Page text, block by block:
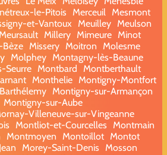
le-Pitois Merceuil
Mesmont
et-Vantoux Meuilley
Meulson
Meursault Millery Mimeure Minot
Bèze
Missery Moitron
Molesme
Molphey Montagny-lès-Beaune
Seurre
Montbard
Montberthault
Monthelie Montigny-Montfort
Montigny-sur-Armançon
Montigny-sur-Aube
Villeneuve-sur-Vingeanne
Montliot-et-Courcelles
Montmain
Montmoyen Montoillot Montot
Morey-Saint-Denis
Mosson